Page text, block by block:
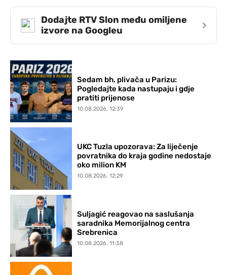
Dodajte RTV Slon među omiljene
izvore na Googleu
›
Sedam bh. plivača u Parizu:
Pogledajte kada nastupaju i gdje
pratiti prijenose
10.08.2026. 12:39
UKC Tuzla upozorava: Za liječenje
povratnika do kraja godine nedostaje
oko milion KM
10.08.2026. 12:29
Suljagić reagovao na saslušanja
saradnika Memorijalnog centra
Srebrenica
10.08.2026. 11:38